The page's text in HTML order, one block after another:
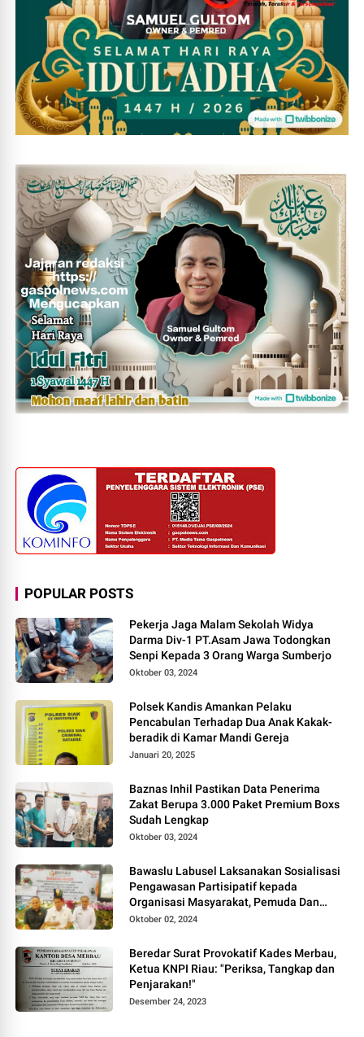
POPULAR POSTS
Pekerja Jaga Malam Sekolah Widya
Darma Div-1 PT.Asam Jawa Todongkan
Senpi Kepada 3 Orang Warga Sumberjo
Oktober 03, 2024
Polsek Kandis Amankan Pelaku
Pencabulan Terhadap Dua Anak Kakak-
beradik di Kamar Mandi Gereja
Januari 20, 2025
Baznas Inhil Pastikan Data Penerima
Zakat Berupa 3.000 Paket Premium Boxs
Sudah Lengkap
Oktober 03, 2024
Bawaslu Labusel Laksanakan Sosialisasi
Pengawasan Partisipatif kepada
Organisasi Masyarakat, Pemuda Dan
Agama Pada pilkada Serentak 2024
Oktober 02, 2024
Beredar Surat Provokatif Kades Merbau,
Ketua KNPI Riau: "Periksa, Tangkap dan
Penjarakan!"
Desember 24, 2023